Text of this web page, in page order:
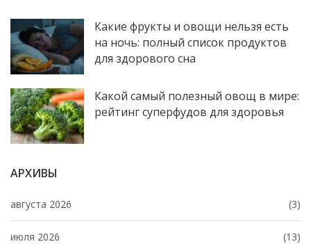
Какие фрукты и овощи нельзя есть
на ночь: полный список продуктов
для здорового сна
Какой самый полезный овощ в мире:
рейтинг суперфудов для здоровья
АРХИВЫ
августа 2026 (3)
июля 2026 (13)